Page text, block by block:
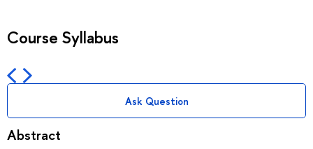
Course Syllabus
Ask Question
Abstract